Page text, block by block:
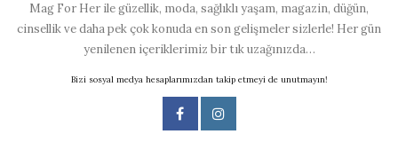
Mag For Her ile güzellik, moda, sağlıklı yaşam, magazin, düğün,
cinsellik ve daha pek çok konuda en son gelişmeler sizlerle! Her gün
yenilenen içeriklerimiz bir tık uzağınızda…
Bizi sosyal medya hesaplarımızdan takip etmeyi de unutmayın!